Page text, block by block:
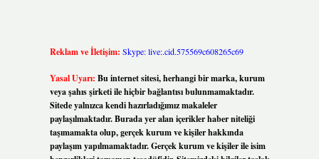
Reklam ve İletişim: Skype: live:.cid.575569c608265c69
Yasal Uyarı: Bu internet sitesi, herhangi bir marka, kurum
veya şahıs şirketi ile hiçbir bağlantısı bulunmamaktadır.
Sitede yalnızca kendi hazırladığımız makaleler
paylaşılmaktadır. Burada yer alan içerikler haber niteliği
taşımamakta olup, gerçek kurum ve kişiler hakkında
paylaşım yapılmamaktadır. Gerçek kurum ve kişiler ile isim